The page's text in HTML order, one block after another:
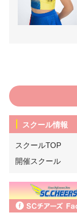
スクール情報
スクールTOP
開催スクール